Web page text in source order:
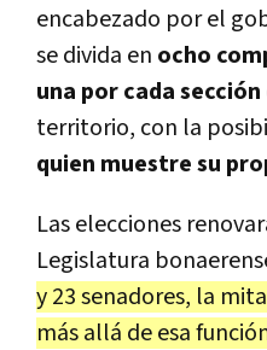
encabezado por el
se divida en ocho
una por cada
territorio, con la
quien muestre su
Las elecciones
Legislatura
y 23 senadores, la
más allá de esa